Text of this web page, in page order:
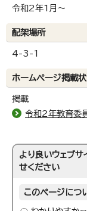
令和2年1月～
配架場所
4-3-1
ホームページ掲載
掲載
令和2年教育委
より良いウェブサ
せください
このページにつ